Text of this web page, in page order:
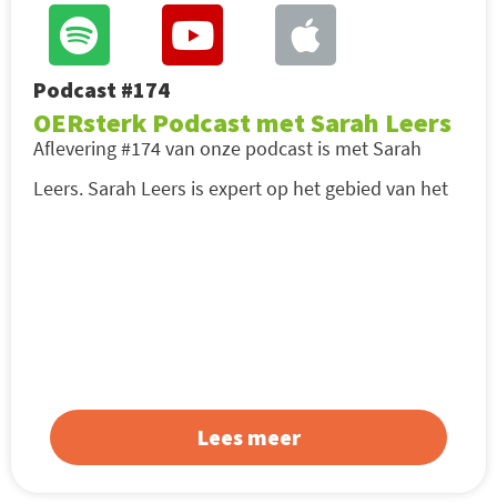
Podcast #174
OERsterk Podcast met Sarah Leers
Aflevering #174 van onze podcast is met Sarah
Leers. Sarah Leers is expert op het gebied van het
Lees meer